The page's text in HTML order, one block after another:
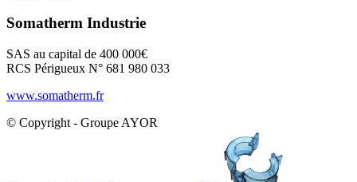
Somatherm Industrie
SAS au capital de 400 000€
RCS Périgueux N° 681 980 033
www.somatherm.fr
© Copyright - Groupe AYOR